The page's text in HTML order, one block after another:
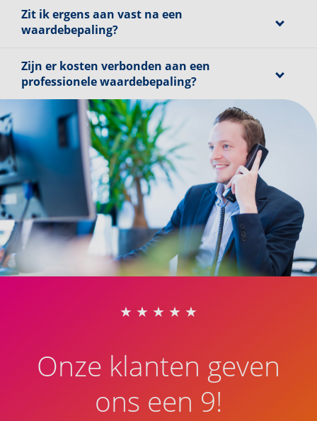
Zit ik ergens aan vast na een
waardebepaling?
Zijn er kosten verbonden aan een
professionele waardebepaling?
Onze klanten geven
ons een 9!